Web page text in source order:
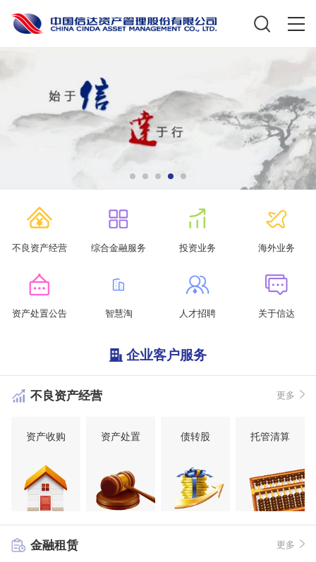
不良资产经营 综合金融服务 投资业务 海外业务
资产处置公告 智慧淘 人才招聘 关于信达
企业客户服务
不良资产经营 更多
资产收购 资产处置 债转股 托管清算
金融租赁 更多